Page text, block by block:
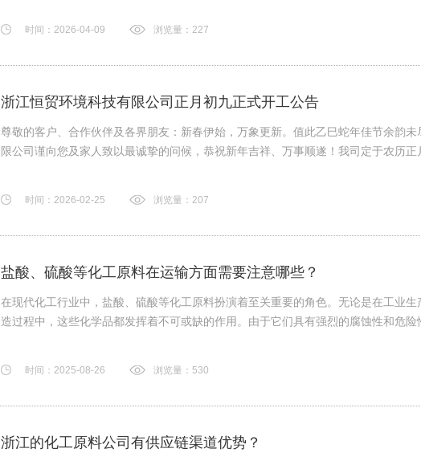
时间：2026-04-09 浏览量：227
浙江恒贸环境科技有限公司正月初九正式开工公告
尊敬的客户、合作伙伴及各界朋友：新春伊始，万象更新。值此乙巳蛇年佳节余韵
限公司谨向您及家人致以最诚挚的问候，恭祝新年吉祥、万事顺遂！我司定于农历正月
时间：2026-02-25 浏览量：207
盐酸、硫酸等化工原料在运输方面需要注意哪些？
在现代化工行业中，盐酸、硫酸等化工原料扮演着至关重要的角色。无论是在工业生
造过程中，这些化学品都发挥着不可或缺的作用。由于它们具有强烈的腐蚀性和危险性
时间：2025-08-26 浏览量：530
浙江的化工原料公司有供应链渠道优势？